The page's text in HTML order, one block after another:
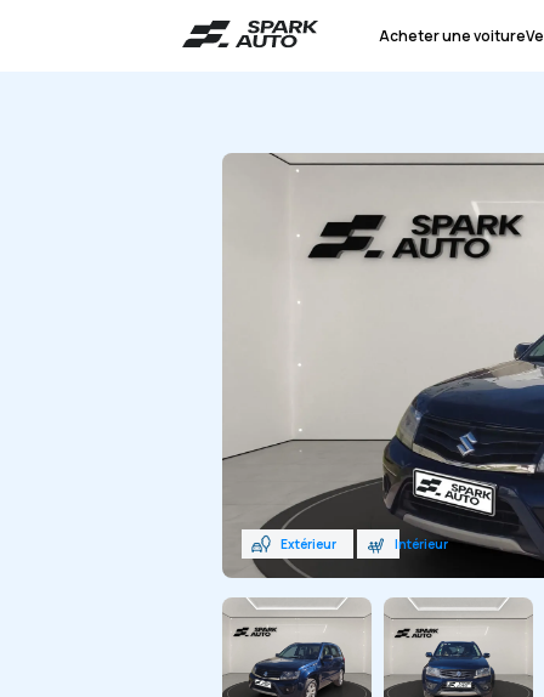
Acheter une voiture
Extérieur Intérieur